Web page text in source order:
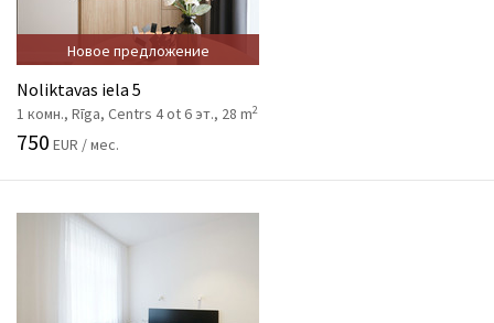
Новое предложение
Noliktavas iela 5
1 комн., Rīga, Centrs 4 ot 6 эт., 28 m2
750 EUR / мес.